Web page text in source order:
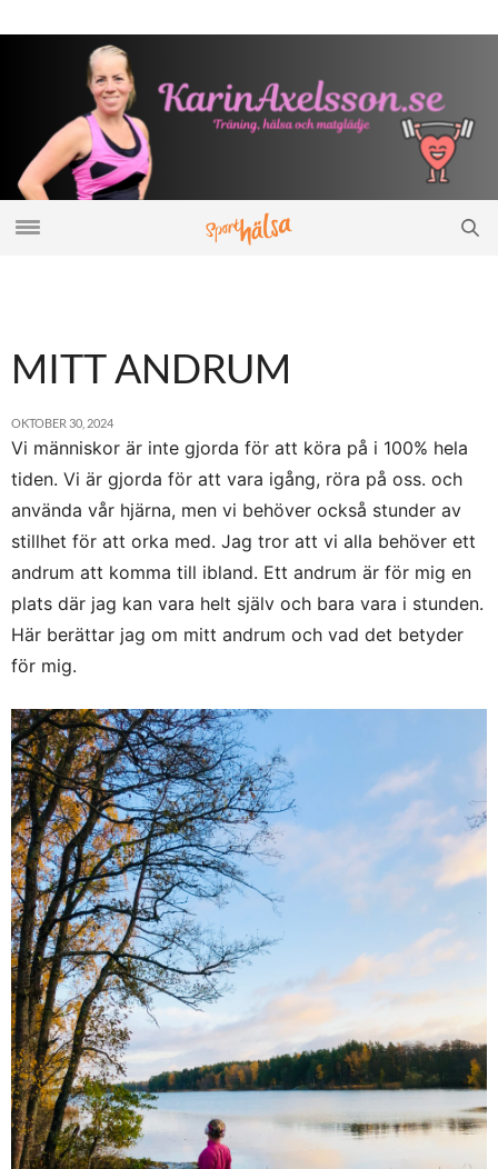
MITT ANDRUM
OKTOBER 30, 2024
Vi människor är inte gjorda för att köra på i 100% hela
tiden. Vi är gjorda för att vara igång, röra på oss. och
använda vår hjärna, men vi behöver också stunder av
stillhet för att orka med. Jag tror att vi alla behöver ett
andrum att komma till ibland. Ett andrum är för mig en
plats där jag kan vara helt själv och bara vara i stunden.
Här berättar jag om mitt andrum och vad det betyder
för mig.